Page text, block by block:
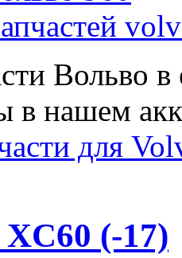
Вольво
в нашем
для
(-17)